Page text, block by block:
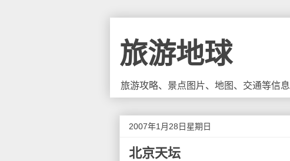
旅游地球
旅游攻略、景点图片、地图、交通等信息
2007年1月28日星期日
北京天坛